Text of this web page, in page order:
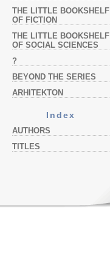
THE LITTLE BOOKSHELF
OF FICTION
THE LITTLE BOOKSHELF
OF SOCIAL SCIENCES
?
BEYOND THE SERIES
ARHITEKTON
Index
AUTHORS
TITLES